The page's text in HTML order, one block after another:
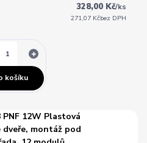
328,00 Kč/ks
271,07 Kčbez DPH
košíku